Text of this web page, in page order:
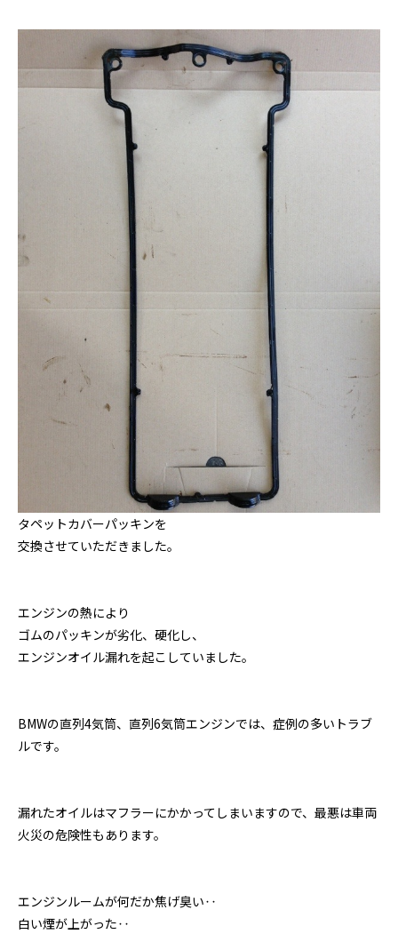
タペットカバーパッキンを
交換させていただきました。
エンジンの熱により
ゴムのパッキンが劣化、硬化し、
エンジンオイル漏れを起こしていました。
BMWの直列4気筒、直列6気筒エンジンでは、症例の多いトラブ
ルです。
漏れたオイルはマフラーにかかってしまいますので、最悪は車両
火災の危険性もあります。
エンジンルームが何だか焦げ臭い‥
白い煙が上がった‥